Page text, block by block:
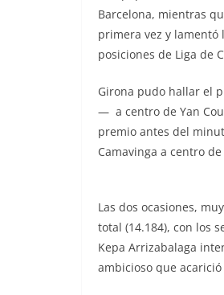
Barcelona, mientras
primera vez y
posiciones de Liga de
Girona pudo hallar el
— a centro de Yan
premio antes del
Camavinga a centro
Las dos ocasiones,
total (14.184), con los
Kepa Arrizabalaga
ambicioso que